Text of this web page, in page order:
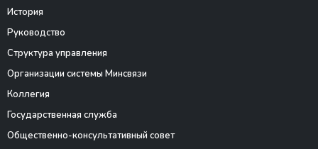
История
Руководство
Структура управления
Организации системы Минсвязи
Коллегия
Государственная служба
Общественно-консультативный совет